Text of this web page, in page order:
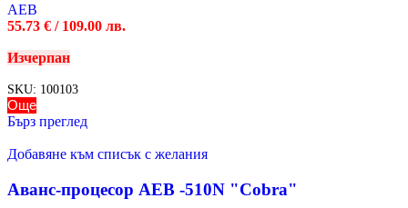
AEB
55.73 € / 109.00 лв.
Изчерпан
SKU: 100103
Още
Бърз преглед
Добавяне към списък с желания
Аванс-процесор AEB -510N "Cobra"